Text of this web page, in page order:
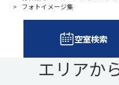
フォトイメージ集
空室検索
エリアか